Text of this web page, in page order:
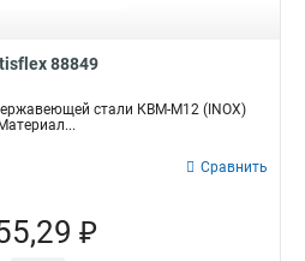
88849
стали КВМ-М12 (INOX)
Сравнить
₽